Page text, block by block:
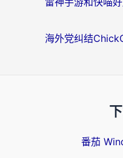
番茄